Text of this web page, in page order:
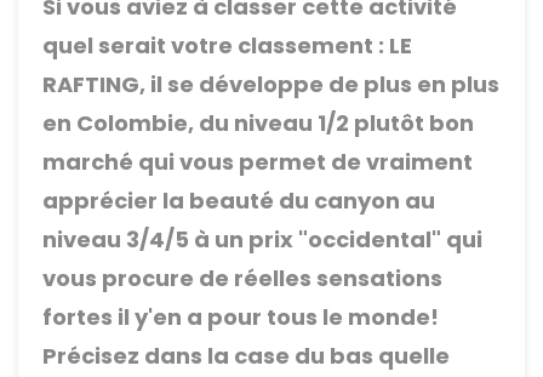
Si vous aviez à classer cette activité
quel serait votre classement : LE
RAFTING, il se développe de plus en plus
en Colombie, du niveau 1/2 plutôt bon
marché qui vous permet de vraiment
apprécier la beauté du canyon au
niveau 3/4/5 à un prix "occidental" qui
vous procure de réelles sensations
fortes il y'en a pour tous le monde!
Précisez dans la case du bas quelle